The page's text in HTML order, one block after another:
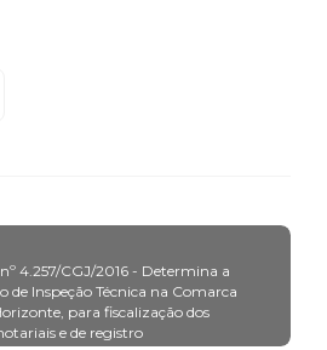
4.257/CGJ/2016 - Determina a
de Inspeção Técnica na Comarca
para fiscalização dos
e de registro